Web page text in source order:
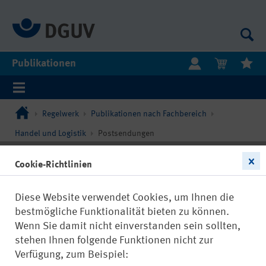
Publikationen
Regelwerk Publikationen nach Fachbereich
Handel und Logistik Postsendungen
Filtern
17682
Cookie-Richtlinien
Diese Website verwendet Cookies, um Ihnen die
bestmögliche Funktionalität bieten zu können.
Wenn Sie damit nicht einverstanden sein sollten,
stehen Ihnen folgende Funktionen nicht zur
Verfügung, zum Beispiel: